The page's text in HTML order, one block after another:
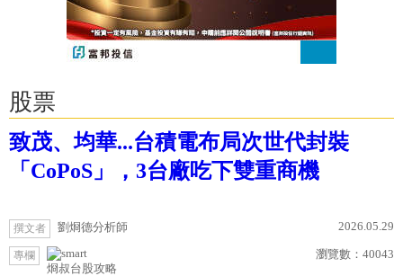
股票
致茂、均華...台積電布局次世代封裝
「CoPoS」，3台廠吃下雙重商機
撰文者 劉烱德分析師 2026.05.29
專欄
烱叔台股攻略
瀏覽數： 40043